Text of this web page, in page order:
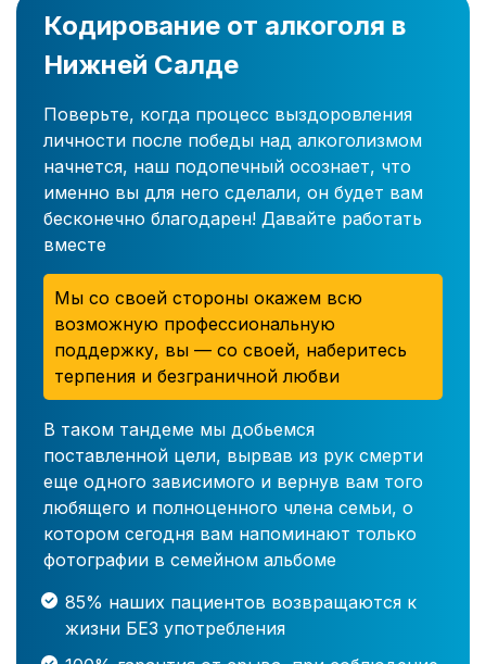
Кодирование от алкоголя в
Нижней Салде
Поверьте, когда процесс выздоровления
личности после победы над алкоголизмом
начнется, наш подопечный осознает, что
именно вы для него сделали, он будет вам
бесконечно благодарен! Давайте работать
вместе
Мы со своей стороны окажем всю
возможную профессиональную
поддержку, вы — со своей, наберитесь
терпения и безграничной любви
В таком тандеме мы добьемся
поставленной цели, вырвав из рук смерти
еще одного зависимого и вернув вам того
любящего и полноценного члена семьи, о
котором сегодня вам напоминают только
фотографии в семейном альбоме
85% наших пациентов возвращаются к
жизни БЕЗ употребления